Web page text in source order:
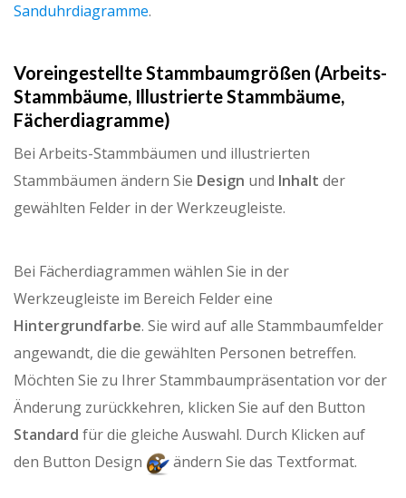
Sanduhrdiagramme.
Voreingestellte Stammbaumgrößen (Arbeits-
Stammbäume, Illustrierte Stammbäume,
Fächerdiagramme)
Bei Arbeits-Stammbäumen und illustrierten
Stammbäumen ändern Sie Design und Inhalt der
gewählten Felder in der Werkzeugleiste.
Bei Fächerdiagrammen wählen Sie in der
Werkzeugleiste im Bereich Felder eine
Hintergrundfarbe. Sie wird auf alle Stammbaumfelder
angewandt, die die gewählten Personen betreffen.
Möchten Sie zu Ihrer Stammbaumpräsentation vor der
Änderung zurückkehren, klicken Sie auf den Button
Standard für die gleiche Auswahl. Durch Klicken auf
den Button Design
ändern Sie das Textformat.